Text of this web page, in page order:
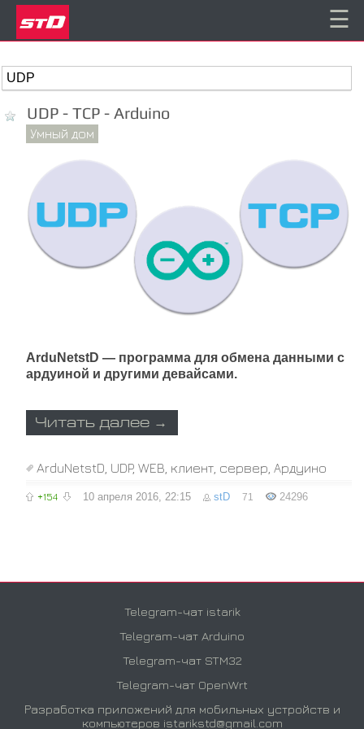
☰
UDP - TCP - Arduino
Умный дом
ArduNetstD — программа для обмена данными с
ардуиной и другими девайсами.
Читать далее →
ArduNetstD UDP, WEB клиент сервер Ардуино
+154 10 апреля 2016, 22:15 stD 71 24296
Telegram-чат istarik
Telegram-чат Arduino
Telegram-чат STM32
Telegram-чат OpenWrt
Разработка приложений для мобильных устройств и
компьютеров istarikstd@gmail.com